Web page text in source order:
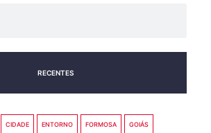
RECENTES
CIDADE ENTORNO FORMOSA GOIÁS